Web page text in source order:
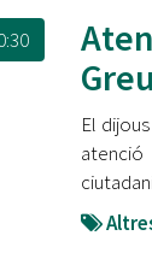
El